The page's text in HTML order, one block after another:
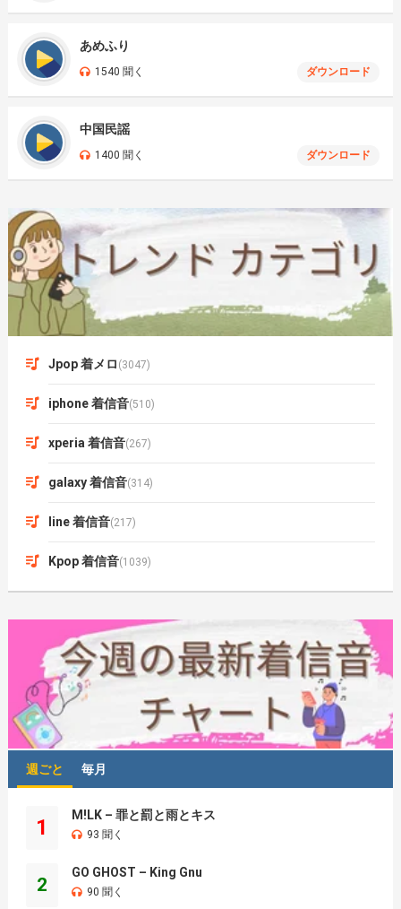
あめふり
1540 聞く ダウンロード
中国民謡
1400 聞く ダウンロード
Jpop 着メロ (3047)
iphone 着信音(510)
xperia 着信音(267)
galaxy 着信音(314)
line 着信音(217)
Kpop 着信音(1039)
週ごと 毎月
1
M!LK – 罪と罰と雨とキス
93 聞く
2
GO GHOST – King Gnu
90 聞く